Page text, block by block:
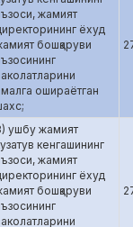
жамият
ёхуд
бошқаруви
ошираётган
ушбу жамият
кенгашининг
жамият
ёхуд
бошқаруви